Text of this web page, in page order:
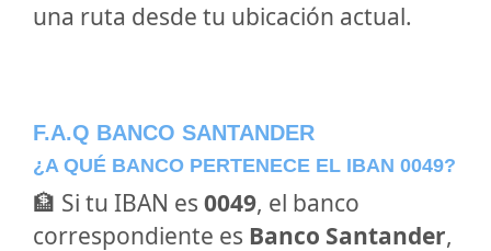
una ruta desde tu ubicación actual.
F.A.Q BANCO SANTANDER
¿A QUÉ BANCO PERTENECE EL IBAN 0049?
🏦 Si tu IBAN es 0049, el banco
correspondiente es Banco Santander,